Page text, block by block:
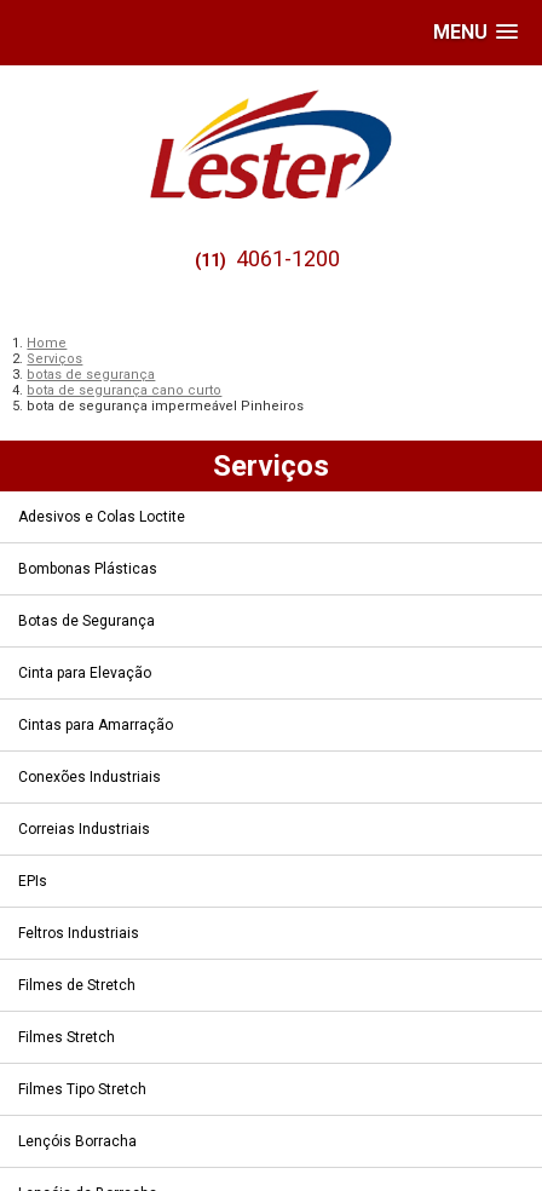
MENU
(11) 4061-1200
Home
Serviços
botas de segurança
bota de segurança cano curto
bota de segurança impermeável Pinheiros
Serviços
Adesivos e Colas Loctite
Bombonas Plásticas
Botas de Segurança
Cinta para Elevação
Cintas para Amarração
Conexões Industriais
Correias Industriais
EPIs
Feltros Industriais
Filmes de Stretch
Filmes Stretch
Filmes Tipo Stretch
Lençóis Borracha